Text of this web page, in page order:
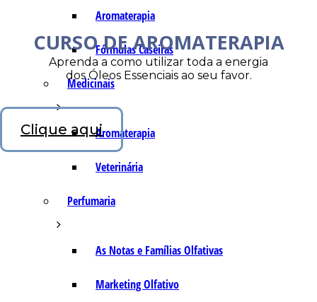
Aromaterapia
Fórmulas Caseiras
Medicinais
Aromaterapia
Veterinária
Perfumaria
As Notas e Famílias Olfativas
Marketing Olfativo
CURSO DE AROMATERAPIA
Aprenda a como utilizar toda a energia
dos Óleos Essenciais ao seu favor.
Clique aqui